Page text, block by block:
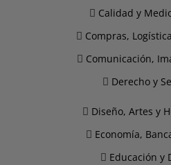
Calidad y
Compras,
Comunicación,
Derecho y
Diseño, Artes y
Economía,
Educación y